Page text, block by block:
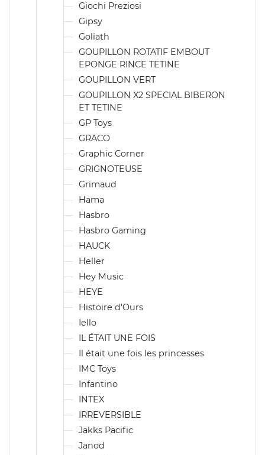
Giochi Preziosi
Gipsy
Goliath
GOUPILLON ROTATIF EMBOUT
EPONGE RINCE TETINE
GOUPILLON VERT
GOUPILLON X2 SPECIAL BIBERON
ET TETINE
GP Toys
GRACO
Graphic Corner
GRIGNOTEUSE
Grimaud
Hama
Hasbro
Hasbro Gaming
HAUCK
Heller
Hey Music
HEYE
Histoire d'Ours
Iello
IL ÉTAIT UNE FOIS
Il était une fois les princesses
IMC Toys
Infantino
INTEX
IRREVERSIBLE
Jakks Pacific
Janod